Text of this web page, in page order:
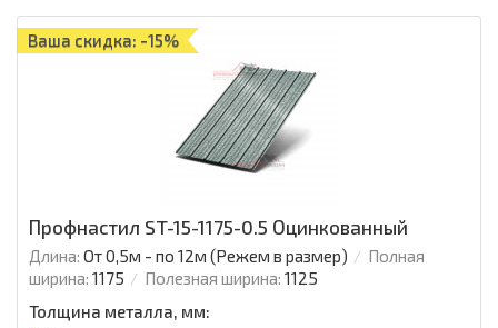
Ваша скидка: -15%
Профнастил ST-15-1175-0.5 Оцинкованный
Длина: От 0,5м - по 12м (Режем в размер)
Полная
ширина: 1175 Полезная ширина: 1125
Толщина металла, мм: